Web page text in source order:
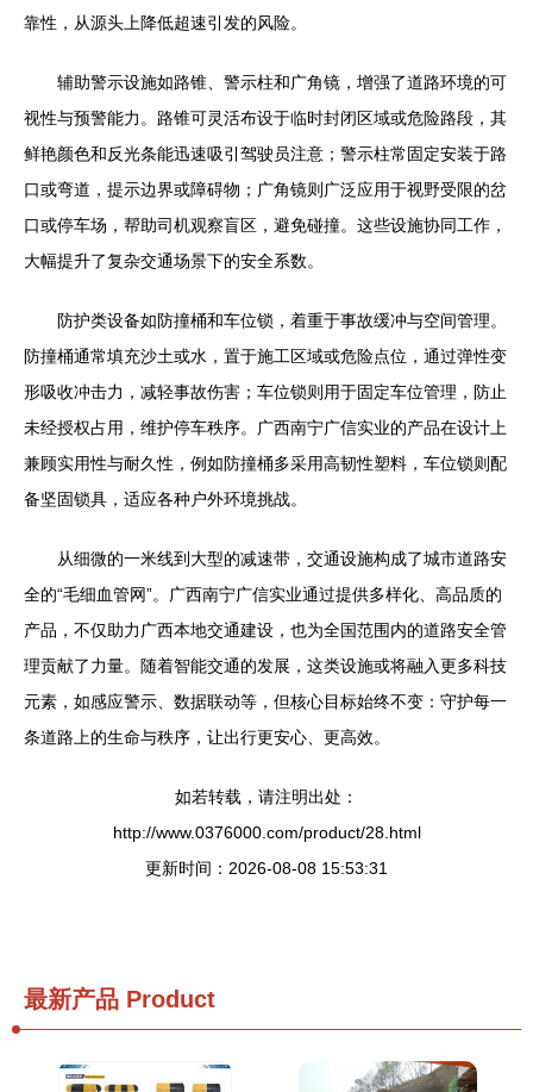
靠性，从源头上降低超速引发的风险。
辅助警示设施如路锥、警示柱和广角镜，增强了道路环境的可
视性与预警能力。路锥可灵活布设于临时封闭区域或危险路段，其
鲜艳颜色和反光条能迅速吸引驾驶员注意；警示柱常固定安装于路
口或弯道，提示边界或障碍物；广角镜则广泛应用于视野受限的岔
口或停车场，帮助司机观察盲区，避免碰撞。这些设施协同工作，
大幅提升了复杂交通场景下的安全系数。
防护类设备如防撞桶和车位锁，着重于事故缓冲与空间管理。
防撞桶通常填充沙土或水，置于施工区域或危险点位，通过弹性变
形吸收冲击力，减轻事故伤害；车位锁则用于固定车位管理，防止
未经授权占用，维护停车秩序。广西南宁广信实业的产品在设计上
兼顾实用性与耐久性，例如防撞桶多采用高韧性塑料，车位锁则配
备坚固锁具，适应各种户外环境挑战。
从细微的一米线到大型的减速带，交通设施构成了城市道路安
全的“毛细血管网”。广西南宁广信实业通过提供多样化、高品质的
产品，不仅助力广西本地交通建设，也为全国范围内的道路安全管
理贡献了力量。随着智能交通的发展，这类设施或将融入更多科技
元素，如感应警示、数据联动等，但核心目标始终不变：守护每一
条道路上的生命与秩序，让出行更安心、更高效。
如若转载，请注明出处：
http://www.0376000.com/product/28.html
更新时间：2026-08-08 15:53:31
最新产品 Product